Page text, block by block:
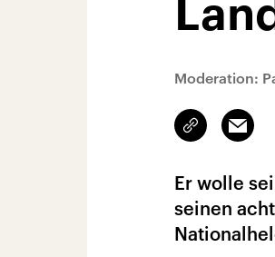
Moderation:
Link
kopieren/teilen
Email
Er wolle
seinen